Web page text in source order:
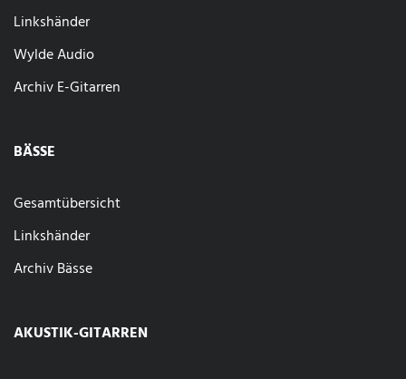
Linkshänder
Wylde Audio
Archiv E-Gitarren
BÄSSE
Gesamtübersicht
Linkshänder
Archiv Bässe
AKUSTIK-GITARREN